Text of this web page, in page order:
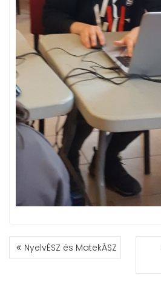
BEJEGYZÉS
NAVIGÁCIÓ
NyelvÉSZ és MatekÁSZ